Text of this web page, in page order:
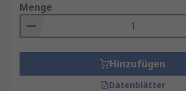
Menge
Hinzufügen
Datenblätter